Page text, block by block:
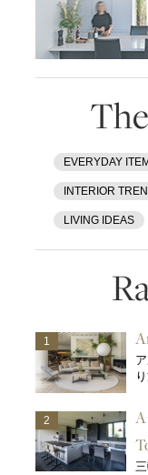
EVERYDAY ITEM
INTERIOR
LIVING IDEAS
1
2